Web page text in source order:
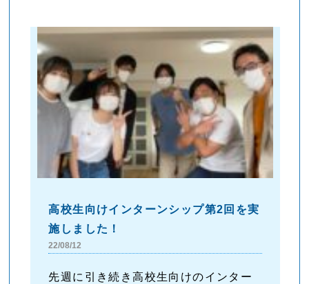
高校生向けインターンシップ第2回を実
施しました！
22/08/12
先週に引き続き高校生向けのインター